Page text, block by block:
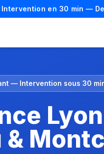
en 30 min —
— Intervention sous 30
&